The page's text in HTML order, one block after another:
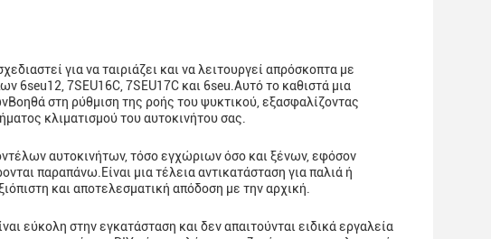
για να ταιριάζει και να λειτουργεί απρόσκοπτα με
7SEU16C, 7SEU17C και 6seu.Αυτό το καθιστά μια
στη ρύθμιση της ροής του ψυκτικού, εξασφαλίζοντας
κλιματισμού του αυτοκινήτου σας.
αυτοκινήτων, τόσο εγχώριων όσο και ξένων, εφόσον
παραπάνω.Είναι μια τέλεια αντικατάσταση για παλιά ή
και αποτελεσματική απόδοση με την αρχική.
εύκολη στην εγκατάσταση και δεν απαιτούνται ειδικά εργαλεία